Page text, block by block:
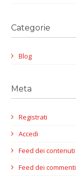
Categorie
Blog
Meta
Registrati
Accedi
Feed dei contenuti
Feed dei commenti